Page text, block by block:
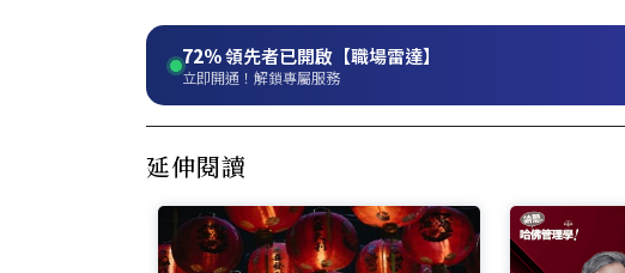
72%領先者已開啟【職場雷達】
立即開通！解鎖專屬服務
延伸閱讀